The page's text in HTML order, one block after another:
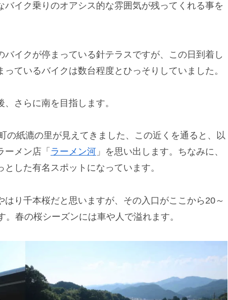
イク乗りのオアシス的な雰囲気が残ってくれる事を
イクが停まっている針テラスですが、この日到着し
ているバイクは数台程度とひっそりしていました。
さらに南を目指します。
の紙漉の里が見えてきました、この近くを通ると、以
メン店「 ラーメン河 」を思い出します。ちなみに、
した有名スポットになっています。
り千本桜だと思いますが、その入口がここから20～
春の桜シーズンには車や人で溢れます。